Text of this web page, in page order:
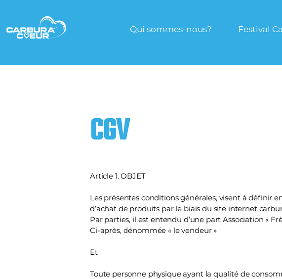
Qui sommes-nous? Festival
CGV
Article 1. OBJET
Les présentes conditions générales, visent à définir
d’achat de produits par le biais du site internet
Par parties, il est entendu d’une part Association «
Ci-après, dénommée « le vendeur »
Et
Toute personne physique ayant la qualité de